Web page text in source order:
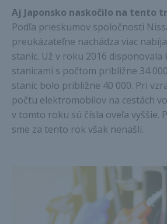
Aj Japonsko naskočilo na tento
Podľa prieskumov spoločnosti
preukázateľne nachádza viac
staníc. Už v roku 2016
stanicami s počtom približne 34
staníc bolo približne 40 000. Pri
počtu elektromobilov na cestách
v tomto roku sú čísla oveľa vyššie.
sme za tento rok však nenašli.